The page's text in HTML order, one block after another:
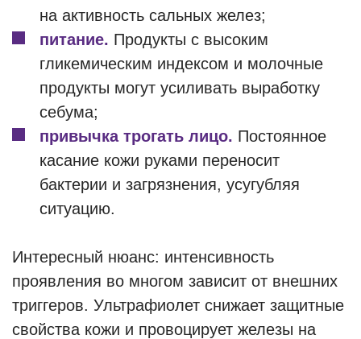
на активность сальных желез;
питание. Продукты с высоким
гликемическим индексом и молочные
продукты могут усиливать выработку
себума;
привычка трогать лицо. Постоянное
касание кожи руками переносит
бактерии и загрязнения, усугубляя
ситуацию.
Интересный нюанс: интенсивность
проявления во многом зависит от внешних
триггеров. Ультрафиолет снижает защитные
свойства кожи и провоцирует железы на